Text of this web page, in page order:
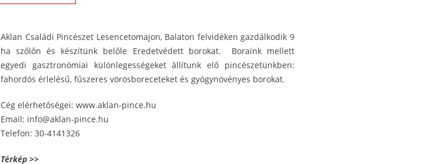
Aklan Családi Pincészet Lesencetomajon, Balaton felvidéken gazdálkodik 9
ha szőlőn és készítünk belőle Eredetvédett borokat. Boraink mellett
egyedi gasztronómiai különlegességeket állítunk elő pincészetünkben:
fahordós érlelésű, fűszeres vörösboreceteket és gyógynövényes borokat.
Cég elérhetőségei: www.aklan-pince.hu
Email: info@aklan-pince.hu
Telefon: 30-4141326
Térkép >>